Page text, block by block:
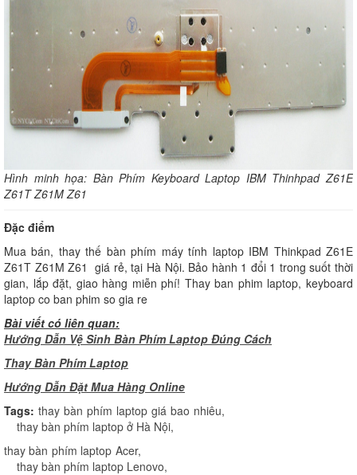
Hình minh họa: Bàn Phím Keyboard Laptop IBM Thinhpad Z61E
Z61T Z61M Z61
Đặc điểm
Mua bán, thay thế bàn phím máy tính laptop IBM Thinkpad Z61E
Z61T Z61M Z61 giá rẻ, tại Hà Nội. Bảo hành 1 đổi 1 trong suốt thời
gian, lắp đặt, giao hàng miễn phí! Thay ban phim laptop, keyboard
laptop co ban phim so gia re
Bài viết có liên quan:
Hướng Dẫn Vệ Sinh Bàn Phím Laptop Đúng Cách
Thay Bàn Phím Laptop
Hướng Dẫn Đặt Mua Hàng Online
Tags: thay bàn phím laptop giá bao nhiêu,
thay bàn phím laptop ở Hà Nội,
thay bàn phím laptop Acer,
thay bàn phím laptop Lenovo,